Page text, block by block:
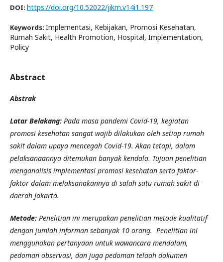
DOI: https://doi.org/10.52022/jikm.v14i1.197
Keywords: Implementasi, Kebijakan, Promosi Kesehatan,
Rumah Sakit, Health Promotion, Hospital, Implementation,
Policy
Abstract
Abstrak
Latar Belakang: Pada masa pandemi Covid-19, kegiatan
promosi kesehatan sangat wajib dilakukan oleh setiap rumah
sakit dalam upaya mencegah Covid-19. Akan tetapi, dalam
pelaksanaannya ditemukan banyak kendala. Tujuan penelitian
menganalisis implementasi promosi kesehatan serta faktor-
faktor dalam melaksanakannya di salah satu rumah sakit di
daerah Jakarta.
Metode: Penelitian ini merupakan penelitian metode kualitatif
dengan jumlah informan sebanyak 10 orang. Penelitian ini
menggunakan pertanyaan untuk wawancara mendalam,
pedoman observasi, dan juga pedoman telaah dokumen